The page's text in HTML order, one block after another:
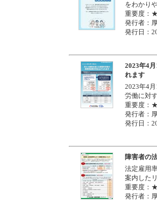
をわかり
重要度
発行者：
発行日：
2023年4
れます
2023年4
労働に対
重要度
発行者：
発行日：
障害者の
法定雇用
案内した
重要度
発行者：